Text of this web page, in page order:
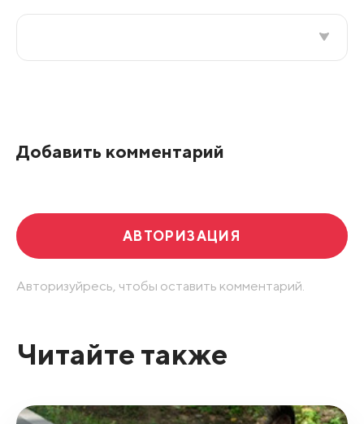
Добавить комментарий
АВТОРИЗАЦИЯ
Авторизуйресь, чтобы оставить комментарий.
Читайте также